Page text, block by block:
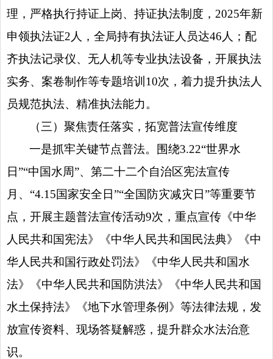
理，严格执行持证上岗、持证执法制度，2025年新
申领执法证2人，全局持有执法证人员达46人；配
齐执法记录仪、无人机等专业执法设备，开展执法
实务、案卷制作等专题培训10次，着力提升执法人
员规范执法、精准执法能力。
（三）聚焦责任落实，拓宽普法宣传维度
一是抓牢关键节点普法。围绕3.22“世界水
日”“中国水周”、第二十二个自治区宪法宣传
月、“4.15国家安全日”“全国防灾减灾日”等重要节
点，开展主题普法宣传活动9次，重点宣传《中华
人民共和国宪法》《中华人民共和国民法典》《中
华人民共和国行政处罚法》《中华人民共和国水
法》《中华人民共和国防洪法》《中华人民共和国
水土保持法》《地下水管理条例》等法律法规，发
放宣传资料、现场答疑解惑，提升群众水法治意
识。